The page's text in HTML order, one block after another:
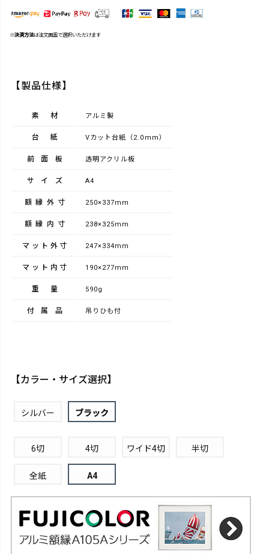
※決済方法は注文画面で選択いただけます
【製品仕様】
素材 アルミ製
台紙 Vカット台紙（2.0mm）
前面板 透明アクリル板
サイズ A4
額縁外寸 250×337mm
額縁内寸 238×325mm
マット外寸 247×334mm
マット内寸 190×277mm
重量 590g
付属品 吊りひも付
【カラー・サイズ選択】
シルバー ブラック
6切 4切 ワイド4切 半切
全紙 A4